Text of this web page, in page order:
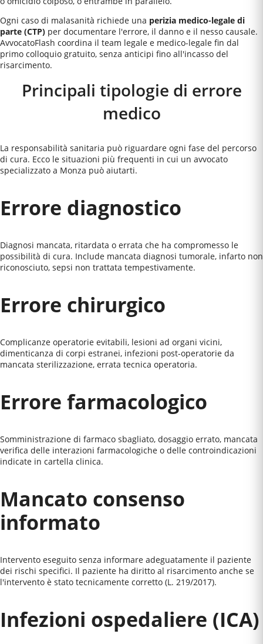
Ogni caso di malasanità richiede una perizia medico-legale di
parte (CTP) per documentare l'errore, il danno e il nesso causale.
AvvocatoFlash coordina il team legale e medico-legale fin dal
primo colloquio gratuito, senza anticipi fino all'incasso del
risarcimento.
Principali tipologie di errore
medico
La responsabilità sanitaria può riguardare ogni fase del percorso
di cura. Ecco le situazioni più frequenti in cui un avvocato
specializzato a Monza può aiutarti.
Errore diagnostico
Diagnosi mancata, ritardata o errata che ha compromesso le
possibilità di cura. Include mancata diagnosi tumorale, infarto non
riconosciuto, sepsi non trattata tempestivamente.
Errore chirurgico
Complicanze operatorie evitabili, lesioni ad organi vicini,
dimenticanza di corpi estranei, infezioni post-operatorie da
mancata sterilizzazione, errata tecnica operatoria.
Errore farmacologico
Somministrazione di farmaco sbagliato, dosaggio errato, mancata
verifica delle interazioni farmacologiche o delle controindicazioni
indicate in cartella clinica.
Mancato consenso
informato
Intervento eseguito senza informare adeguatamente il paziente
dei rischi specifici. Il paziente ha diritto al risarcimento anche se
l'intervento è stato tecnicamente corretto (L. 219/2017).
Infezioni ospedaliere (ICA)